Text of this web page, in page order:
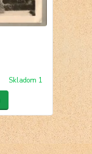
Skladom 1